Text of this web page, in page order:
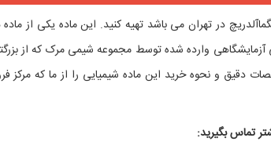
در تهران می باشد تهیه کنید. این ماده یکی از
آزمایشگاهی وارده شده توسط مجموعه شیمی مرک که از
دقیق و نحوه خرید این ماده شیمیایی را از ما که مرکز
تماس بگیرید: